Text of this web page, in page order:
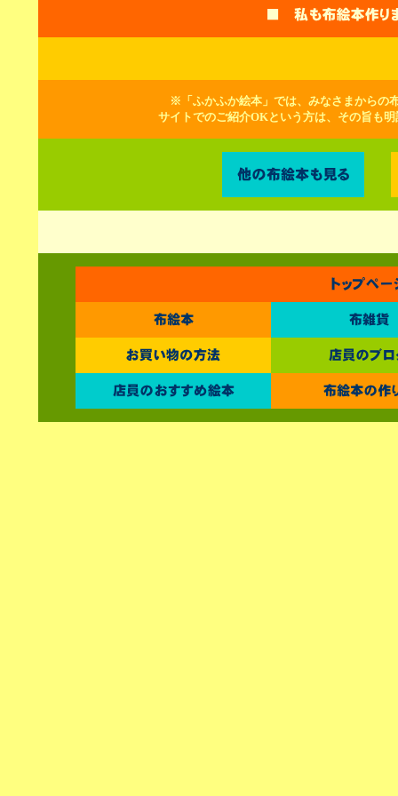
※「ふかふか絵本」では、みなさまからの
サイトでのご紹介OKという方は、その旨も